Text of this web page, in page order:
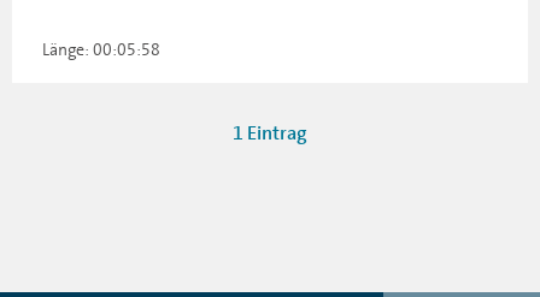
Länge: 00:05:58
1 Eintrag